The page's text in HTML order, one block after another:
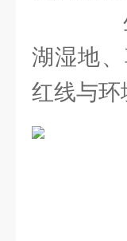
生
湖湿地
红线与环